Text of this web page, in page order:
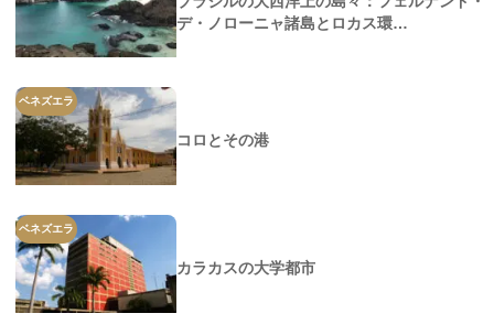
デ・ノローニャ諸島とロカス環…
ベネズエラ
コロとその港
ベネズエラ
カラカスの大学都市